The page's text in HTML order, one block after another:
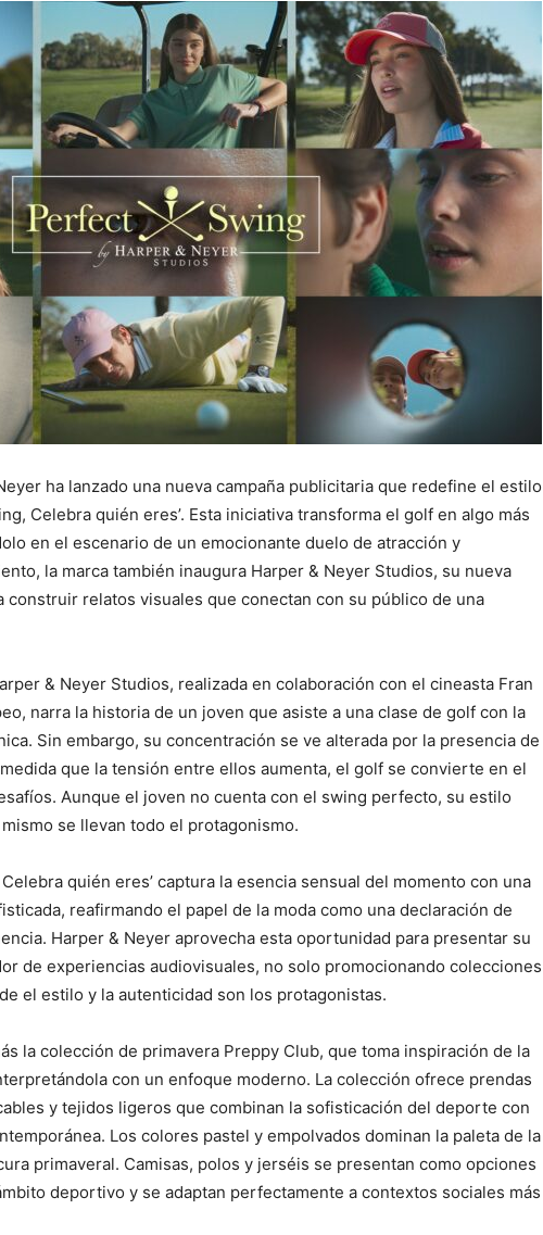
ha lanzado una nueva campaña publicitaria que redefine el estilo
Celebra quién eres’. Esta iniciativa transforma el golf en algo más
en el escenario de un emocionante duelo de atracción y
la marca también inaugura Harper & Neyer Studios, su nueva
construir relatos visuales que conectan con su público de una
& Neyer Studios, realizada en colaboración con el cineasta Fran
narra la historia de un joven que asiste a una clase de golf con la
Sin embargo, su concentración se ve alterada por la presencia de
que la tensión entre ellos aumenta, el golf se convierte en el
Aunque el joven no cuenta con el swing perfecto, su estilo
se llevan todo el protagonismo.
quién eres’ captura la esencia sensual del momento con una
reafirmando el papel de la moda como una declaración de
Harper & Neyer aprovecha esta oportunidad para presentar su
de experiencias audiovisuales, no solo promocionando colecciones
el estilo y la autenticidad son los protagonistas.
la colección de primavera Preppy Club, que toma inspiración de la
con un enfoque moderno. La colección ofrece prendas
y tejidos ligeros que combinan la sofisticación del deporte con
Los colores pastel y empolvados dominan la paleta de la
primaveral. Camisas, polos y jerséis se presentan como opciones
deportivo y se adaptan perfectamente a contextos sociales más